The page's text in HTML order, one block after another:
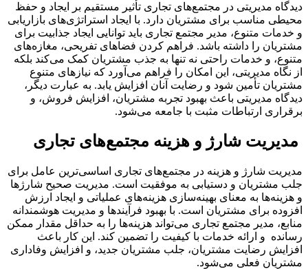
دیدگاه مدیریتی در مجتمع‌های تجاری تأثیر مستقیم بر ایجاد و حفظ
محیطی مناسب برای مشتریان دارد. با ایجاد استراتژی‌های بازاریابی
و خدمات متنوع، مدیر مجتمع تجاری باید توانایی ایجاد جذابیت برای
مشتریان را داشته باشد. فراهم کردن فضاهای تفریحی، مغازه‌های
متنوع، و خدمات راحتی نه تنها به جذب مشتریان کمک می‌کند بلکه
از نگاه مدیریتی، این امکان را فراهم می‌آورد که نیازهای متنوع
مشتریان تأمین شود و رضایت آنان افزایش یابد. به عبارت دیگر،
دیدگاه مدیریتی باعث بهبود تجربه مشتریان، افزایش فروش، و
برقراری ارتباطات مثبت با جامعه می‌شود.
مدیریت شارژ و هزینه مجتمع‌های تجاری
مدیریت شارژ و هزینه در مجتمع‌های تجاری اساسی‌ترین عامل برای
جلب مشتریان و دستیابی به موفقیت است. مدیریت صحیح شارژها
و هزینه‌ها به معنای بهینه‌سازی هزینه‌های عملیاتی و ایجاد ارزش
افزوده برای مشتریان است. با بهبود فرآیندها و مدیریت هوشمندانه
منابع، مدیر مجتمع تجاری می‌تواند هزینه‌ها را به حداقل مقدار ممکن
رسانده و ارائه خدمات با کیفیت را تضمین کند. این کار باعث
افزایش رضایت مشتریان، جلب مشتریان جدید، و افزایش وفاداری
مشتریان فعلی می‌شود.